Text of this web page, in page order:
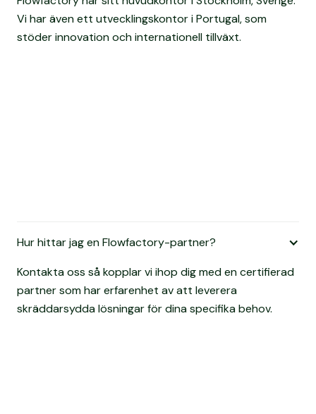
Vi har även ett utvecklingskontor i Portugal, som
stöder innovation och internationell tillväxt.
Hur hittar jag en Flowfactory-partner?
Kontakta oss så kopplar vi ihop dig med en certifierad
partner som har erfarenhet av att leverera
skräddarsydda lösningar för dina specifika behov.